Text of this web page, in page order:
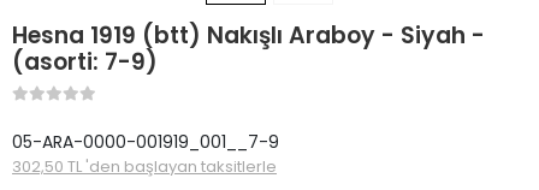
Hesna 1919 (btt) Nakışlı Araboy - Siyah -
(asorti: 7-9)
05-ARA-0000-001919_001__7-9
302,50 TL 'den başlayan taksitlerle